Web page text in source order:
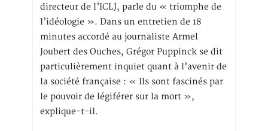
directeur de l’ICLJ, parle du « triomphe de
l’idéologie ». Dans un entretien de 18
minutes accordé au journaliste Armel
Joubert des Ouches, Grégor Puppinck se dit
particulièrement inquiet quant à l’avenir de
la société française : « Ils sont fascinés par
le pouvoir de légiférer sur la mort »,
explique-t-il.